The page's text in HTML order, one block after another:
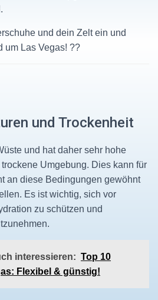
und dein Zelt ein und
um Las Vegas! ??️
und Trockenheit
und hat daher sehr hohe
Umgebung. Dies kann für
an diese Bedingungen gewöhnt
Es ist wichtig, sich vor
zu schützen und
interessieren: Top 10
Flexibel & günstig!